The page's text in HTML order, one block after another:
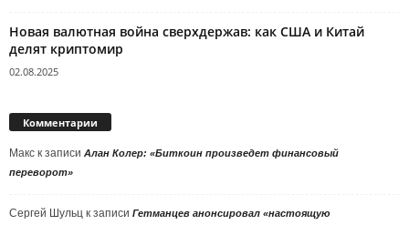
Новая валютная война сверхдержав: как США и Китай
делят криптомир
02.08.2025
Комментарии
Макс к записи Алан Колер: «Биткоин произведет финансовый
переворот»
Сергей Шульц к записи Гетманцев анонсировал «настоящую